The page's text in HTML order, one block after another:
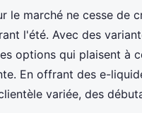
le marché ne cesse de
l'été. Avec des
options qui plaisent à
En offrant des e-
variée, des